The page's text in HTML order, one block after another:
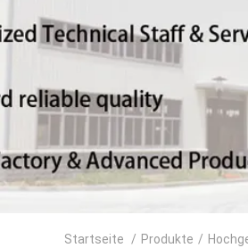
Startseite / Produkte /